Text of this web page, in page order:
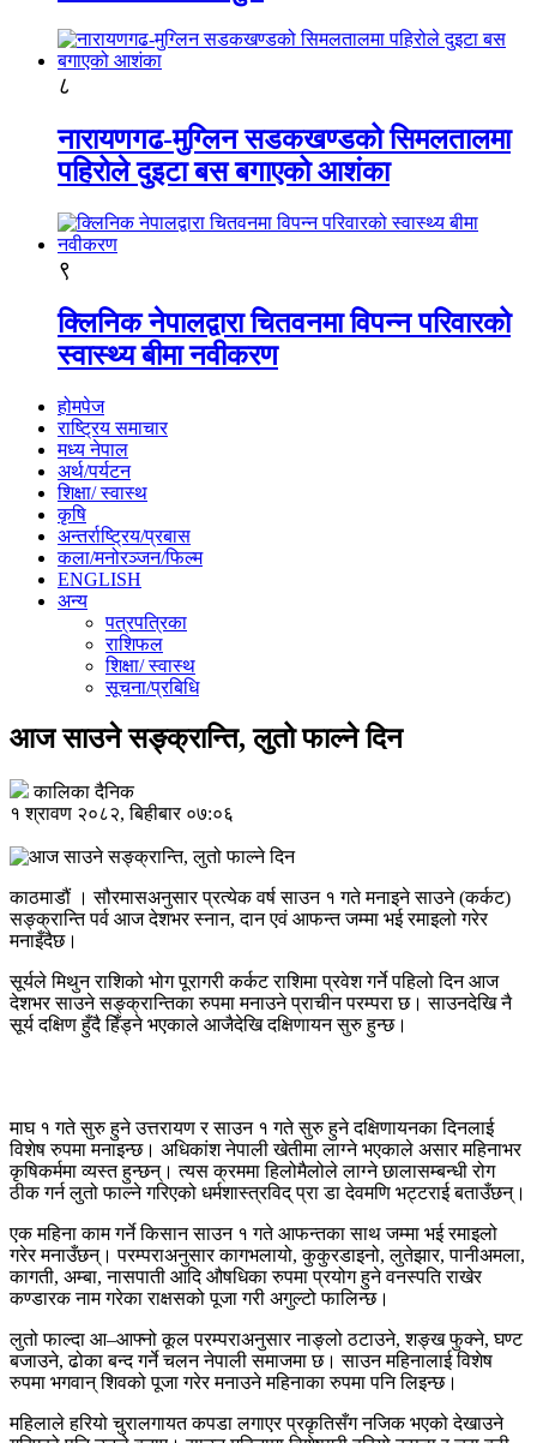
८
नारायणगढ-मुग्लिन सडकखण्डको सिमलतालमा
पहिरोले दुइटा बस बगाएको आशंका
९
क्लिनिक नेपालद्वारा चितवनमा विपन्न परिवारको
स्वास्थ्य बीमा नवीकरण
होमपेज
राष्ट्रिय समाचार
मध्य नेपाल
अर्थ/पर्यटन
शिक्षा/ स्वास्थ
कृषि
अन्तर्राष्ट्रिय/प्रबास
कला/मनोरञ्जन/फिल्म
ENGLISH
अन्य
पत्रपत्रिका
राशिफल
शिक्षा/ स्वास्थ
सूचना/प्रबिधि
आज साउने सङ्क्रान्ति, लुतो फाल्ने दिन
कालिका दैनिक
१ श्रावण २०८२, बिहीबार ०७:०६
काठमाडौं । सौरमासअनुसार प्रत्येक वर्ष साउन १ गते मनाइने साउने (कर्कट)
सङ्क्रान्ति पर्व आज देशभर स्नान, दान एवं आफन्त जम्मा भई रमाइलो गरेर
मनाइँदैछ।
सूर्यले मिथुन राशिको भोग पूरागरी कर्कट राशिमा प्रवेश गर्ने पहिलो दिन आज
देशभर साउने सङ्क्रान्तिका रुपमा मनाउने प्राचीन परम्परा छ। साउनदेखि नै
सूर्य दक्षिण हुँदै हिँड्ने भएकाले आजैदेखि दक्षिणायन सुरु हुन्छ।
माघ १ गते सुरु हुने उत्तरायण र साउन १ गते सुरु हुने दक्षिणायनका दिनलाई
विशेष रुपमा मनाइन्छ। अधिकांश नेपाली खेतीमा लाग्ने भएकाले असार महिनाभर
कृषिकर्ममा व्यस्त हुन्छन्। त्यस क्रममा हिलोमैलोले लाग्ने छालासम्बन्धी रोग
ठीक गर्न लुतो फाल्ने गरिएको धर्मशास्त्रविद् प्रा डा देवमणि भट्टराई बताउँछन्।
एक महिना काम गर्ने किसान साउन १ गते आफन्तका साथ जम्मा भई रमाइलो
गरेर मनाउँछन्। परम्पराअनुसार कागभलायो, कुकुरडाइनो, लुतेझार, पानीअमला,
कागती, अम्बा, नासपाती आदि औषधिका रुपमा प्रयोग हुने वनस्पति राखेर
कण्डारक नाम गरेका राक्षसको पूजा गरी अगुल्टो फालिन्छ।
लुतो फाल्दा आ–आफ्नो कूल परम्पराअनुसार नाङ्लो ठटाउने, शङ्ख फुक्ने, घण्ट
बजाउने, ढोका बन्द गर्ने चलन नेपाली समाजमा छ। साउन महिनालाई विशेष
रुपमा भगवान् शिवको पूजा गरेर मनाउने महिनाका रुपमा पनि लिइन्छ।
महिलाले हरियो चुरालगायत कपडा लगाएर प्रकृतिसँग नजिक भएको देखाउने